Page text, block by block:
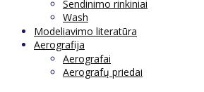
Sendinimo rinkiniai
Wash
Modeliavimo literatūra
Aerografija
Aerografai
Aerografų priedai